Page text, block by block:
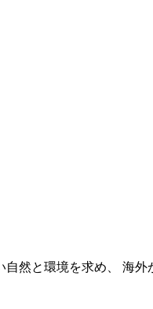
然と環境を求め、 海